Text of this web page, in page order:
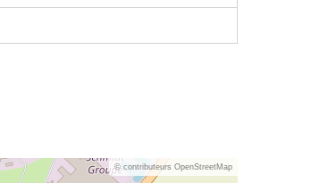
© contributeurs OpenStreetMap